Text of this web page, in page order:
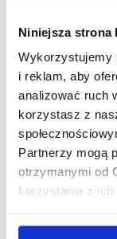
Niniejsza strona
Wykorzystujemy
i reklam, aby
analizować ruch
korzystasz z
Partnerzy mogą
otrzymanymi od
korzystania z ich
Poza
także
e‑ZLA na
opiekę nad
rodziny. Lekarz
możliwości
charakter
zwolnienie.
niż przy
i tytuł
Sytuacje z